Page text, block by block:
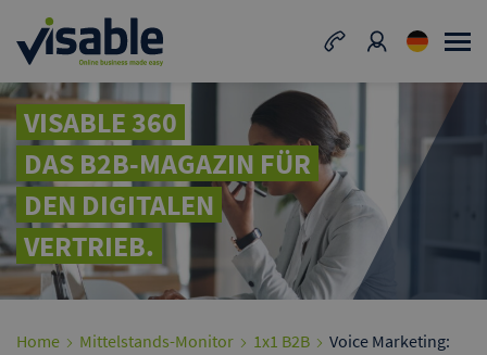
VISABLE 360
DAS B2B-MAGAZIN FÜR
DEN DIGITALEN
VERTRIEB.
Home Mittelstands-Monitor 1x1 B2B
Voice Marketing: